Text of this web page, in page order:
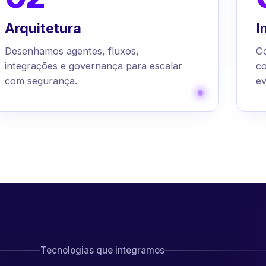
Arquitetura
Desenhamos agentes, fluxos,
integrações e governança para escalar
com segurança.
Tecnologias que integramos